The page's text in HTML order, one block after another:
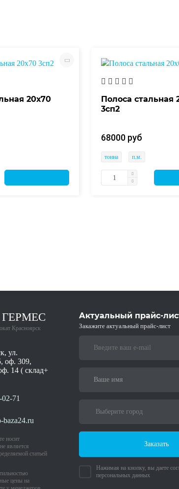
20х70
Полоса стальная
3сп2
68000 руб
тонна п.м.
Красноярск
ул.
оф. 309,
14 ( склад+
71
baza24.ru
носит
является
статьей
цены на
Актуальный прайс-
Закажите актуальный прайс-лист
Заказать
Нажимая на кнопку, вы даете
персональных данных